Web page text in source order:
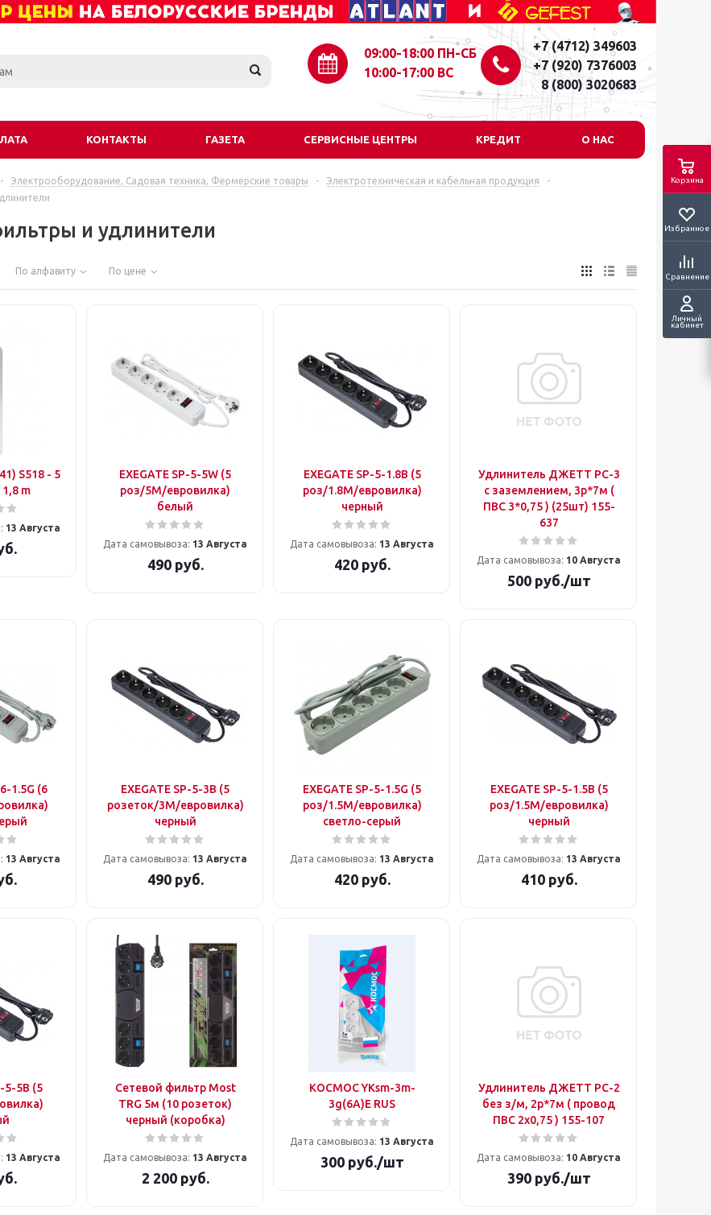
09:00-18:00 ПН-СБ
10:00-17:00 ВС
Корзина
Избранное
Сравнение
Личный
кабинет
+7 (4712) 349603
+7 (920) 7376003
8 (800) 3020683
КОНТАКТЫ ГАЗЕТА СЕРВИСНЫЕ ЦЕНТРЫ КРЕДИТ О НАС
- Электрооборудование, Садовая техника, Фермерские товары - Электротехническая и кабельная продукция
-
и удлинители
По алфавиту По цене
S518 - 5
m
13 Августа
EXEGATE SP-5-5W (5
роз/5М/евровилка)
белый
Дата самовывоза: 13 Августа
490руб.
EXEGATE SP-5-1.8B (5
роз/1.8M/евровилка)
черный
Дата самовывоза: 13 Августа
420руб.
Удлинитель ДЖЕТТ РС-3
с заземлением, 3р*7м (
ПВС 3*0,75 ) (25шт) 155-
637
Дата самовывоза: 10 Августа
500руб./шт
1.5G (6
13 Августа
EXEGATE SP-5-3B (5
розеток/3M/евровилка)
черный
Дата самовывоза: 13 Августа
490руб.
EXEGATE SP-5-1.5G (5
роз/1.5M/евровилка)
светло-серый
Дата самовывоза: 13 Августа
420руб.
EXEGATE SP-5-1.5B (5
роз/1.5M/евровилка)
черный
Дата самовывоза: 13 Августа
410руб.
5-5B (5
13 Августа
Сетевой фильтр Most
TRG 5м (10 розеток)
черный (коробка)
Дата самовывоза: 13 Августа
2 200руб.
КОСМОС YKsm-3m-
3g(6A)E RUS
Дата самовывоза: 13 Августа
300руб./шт
Удлинитель ДЖЕТТ РС-2
без з/м, 2р*7м ( провод
ПВС 2х0,75 ) 155-107
Дата самовывоза: 10 Августа
390руб./шт